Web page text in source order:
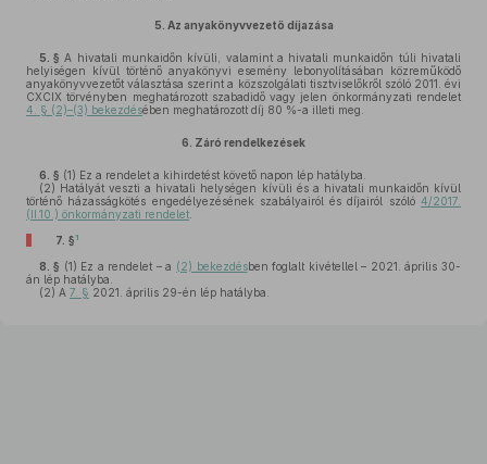
5. Az anyakönyvvezető díjazása
5. § A hivatali munkaidőn kívüli, valamint a hivatali munkaidőn túli hivatali
helyiségen kívül történő anyakönyvi esemény lebonyolításában közreműködő
anyakönyvvezetőt választása szerint a közszolgálati tisztviselőkről szóló 2011. évi
CXCIX törvényben meghatározott szabadidő vagy jelen önkormányzati rendelet
4. § (2)–(3) bekezdésében meghatározott díj 80 %-a illeti meg.
6. Záró rendelkezések
6. § (1) Ez a rendelet a kihirdetést követő napon lép hatályba.
(2) Hatályát veszti a hivatali helységen kívüli és a hivatali munkaidőn kívül
történő házasságkötés engedélyezésének szabályairól és díjairól szóló 4/2017.
(II.10.) önkormányzati rendelet
7. § 1
8. § (1) Ez a rendelet – a (2) bekezdésben foglalt kivétellel – 2021. április 30-
án lép hatályba.
(2) A 7. § 2021. április 29-én lép hatályba.